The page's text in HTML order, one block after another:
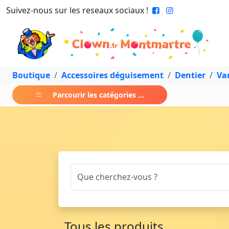
Suivez-nous sur les reseaux sociaux !
Boutique Accessoires déguisement Dentier
Parcourir les catégories ...